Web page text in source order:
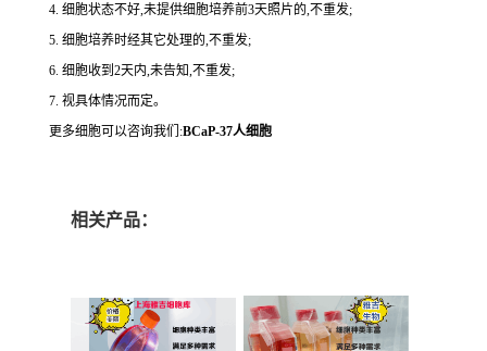
4. 细胞状态不好,未提供细胞培养前3天照片的,不重发;
5. 细胞培养时经其它处理的,不重发;
6. 细胞收到2天内,未告知,不重发;
7. 视具体情况而定。
更多细胞可以咨询我们:BCaP-37人细胞
相关产品：